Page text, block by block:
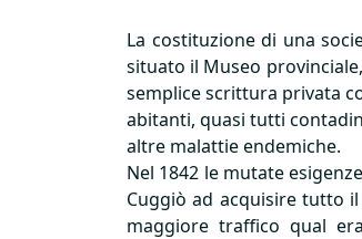
La costituzione di una
situato il Museo
semplice scrittura privata
abitanti, quasi tutti
altre malattie endemiche.
Nel 1842 le mutate
Cuggiò ad acquisire tutto
maggiore traffico qual